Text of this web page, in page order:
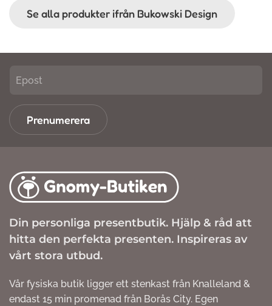
Se alla produkter ifrån Bukowski Design
Prenumerera
Din personliga presentbutik. Hjälp & råd att
hitta den perfekta presenten. Inspireras av
vårt stora utbud.
Vår fysiska butik ligger ett stenkast från Knalleland &
endast 15 min promenad från Borås City. Egen